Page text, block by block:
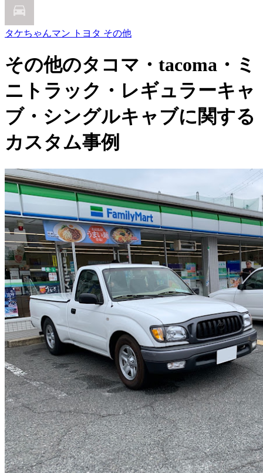
タケちゃんマン トヨタ その他
その他のタコマ・tacoma・ミ
ニトラック・レギュラーキャ
ブ・シングルキャブに関する
カスタム事例